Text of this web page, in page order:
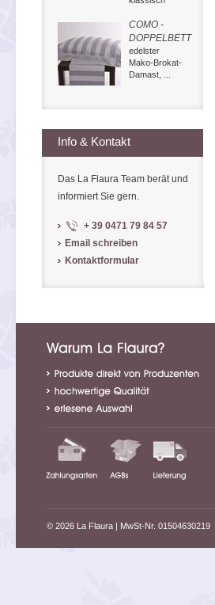
COMO -
DOPPELBETT
edelster
Mako-Brokat-
Damast, ...
Info & Kontakt
Das La Flaura Team berät und
informiert Sie gern.
+ 39 0471 79 84 57
Email schreiben
Kontaktformular
© 2026 La Flaura| MwSt-Nr. 01504630219